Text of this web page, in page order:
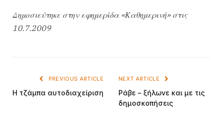
Δημοσιεύτηκε στην εφημερίδα «Καθημερινή» στις
10.7.2009
PREVIOUS ARTICLE
Η τζάμπα αυτοδιαχείριση
NEXT ARTICLE
Ράβε – ξήλωνε και με τις
δημοσκοπήσεις